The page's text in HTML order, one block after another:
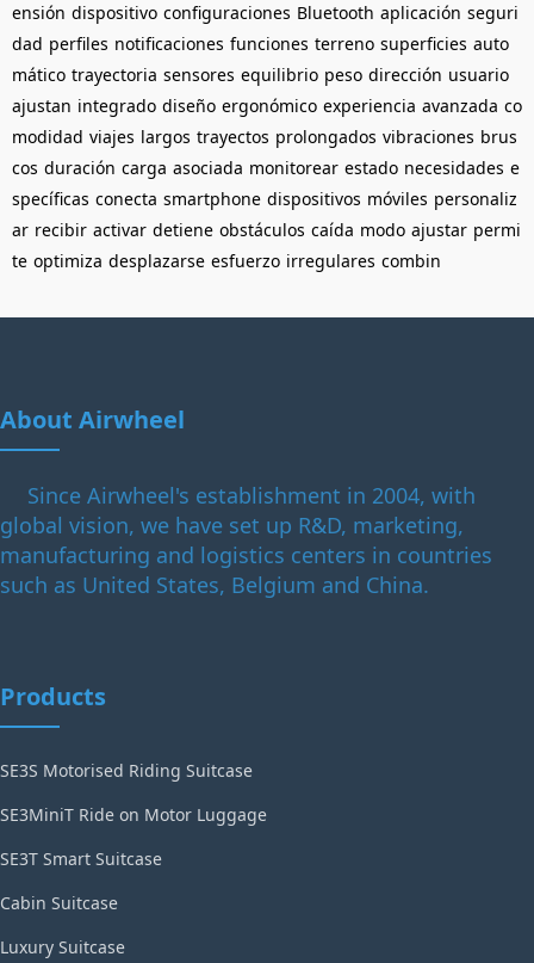
ensión dispositivo configuraciones Bluetooth aplicación seguri
dad perfiles notificaciones funciones terreno superficies auto
mático trayectoria sensores equilibrio peso dirección usuario
ajustan integrado diseño ergonómico experiencia avanzada co
modidad viajes largos trayectos prolongados vibraciones brus
cos duración carga asociada monitorear estado necesidades e
specíficas conecta smartphone dispositivos móviles personaliz
ar recibir activar detiene obstáculos caída modo ajustar permi
te optimiza desplazarse esfuerzo irregulares combin
About Airwheel
Since Airwheel's establishment in 2004, with
global vision, we have set up R&D, marketing,
manufacturing and logistics centers in countries
such as United States, Belgium and China.
Products
SE3S Motorised Riding Suitcase
SE3MiniT Ride on Motor Luggage
SE3T Smart Suitcase
Cabin Suitcase
Luxury Suitcase